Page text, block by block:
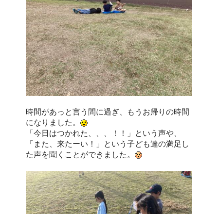
時間があっと言う間に過ぎ、もうお帰りの時間
になりました。
「今日はつかれた、、、！！」という声や、
「また、来たーい！」という子ども達の満足し
た声を聞くことができました。